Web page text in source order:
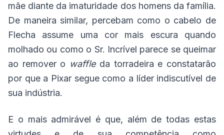
mãe diante da imaturidade dos homens da família.
De maneira similar, percebam como o cabelo de
Flecha assume uma cor mais escura quando
molhado ou como o Sr. Incrível parece se queimar
ao remover o waffleda torradeira e constatarão
por que a Pixar segue como a líder indiscutível de
sua indústria.
E o mais admirável é que, além de todas estas